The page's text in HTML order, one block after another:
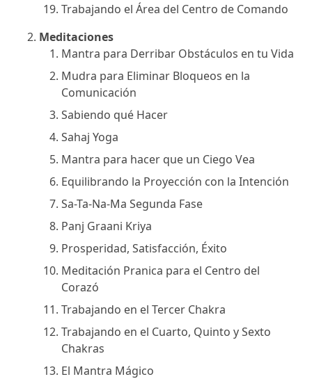
Trabajando el Área del Centro de Comando
Meditaciones
Mantra para Derribar Obstáculos en tu Vida
Mudra para Eliminar Bloqueos en la
Comunicación
Sabiendo qué Hacer
Sahaj Yoga
Mantra para hacer que un Ciego Vea
Equilibrando la Proyección con la Intención
Sa-Ta-Na-Ma Segunda Fase
Panj Graani Kriya
Prosperidad, Satisfacción, Éxito
Meditación Pranica para el Centro del
Corazó
Trabajando en el Tercer Chakra
Trabajando en el Cuarto, Quinto y Sexto
Chakras
El Mantra Mágico